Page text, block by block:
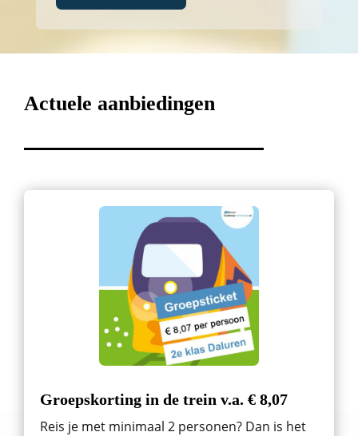
Actuele aanbiedingen
Groepskorting in de trein v.a. € 8,07
Reis je met minimaal 2 personen? Dan is het